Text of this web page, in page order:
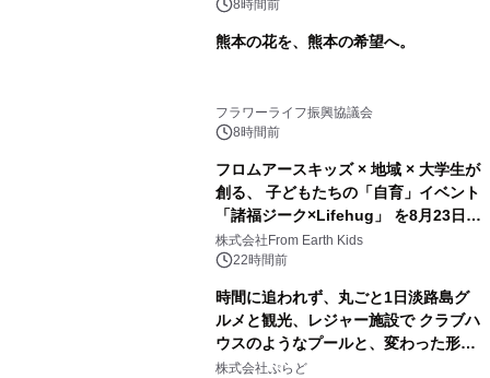
8時間前
熊本の花を、熊本の希望へ。
フラワーライフ振興協議会
8時間前
フロムアースキッズ × 地域 × 大学生が
創る、 子どもたちの「自育」イベント
「諸福ジーク×Lifehug」 を8月23日
(日)開催
株式会社From Earth Kids
22時間前
時間に追われず、丸ごと1日淡路島グ
ルメと観光、レジャー施設で クラブハ
ウスのようなプールと、変わった形の
サウナも 「THE BOXY AWAJI」のお
株式会社ぷらど